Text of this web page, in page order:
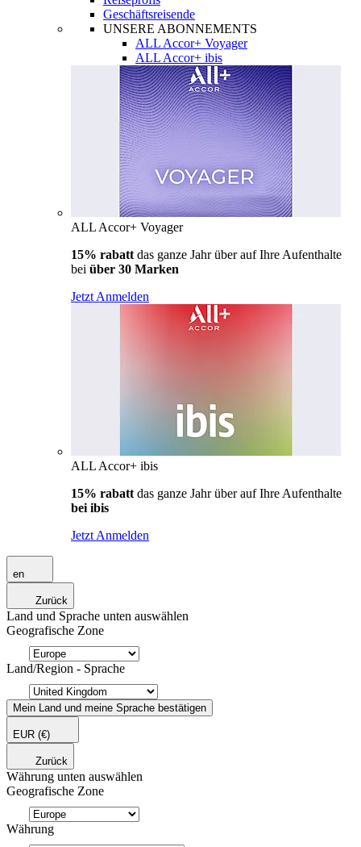
Geschäftsreisende
UNSERE ABONNEMENTS
ALL Accor+ Voyager
ALL Accor+ ibis
ALL Accor+ Voyager
15% rabatt das ganze Jahr über auf Ihre Aufenthalte
bei über 30 Marken
Jetzt Anmelden
ALL Accor+ ibis
15% rabatt das ganze Jahr über auf Ihre Aufenthalte
bei ibis
Jetzt Anmelden
en
Zurück
Land und Sprache unten auswählen
Geografische Zone
Land/Region - Sprache
Mein Land und meine Sprache bestätigen
EUR (€)
Zurück
Währung unten auswählen
Geografische Zone
Währung